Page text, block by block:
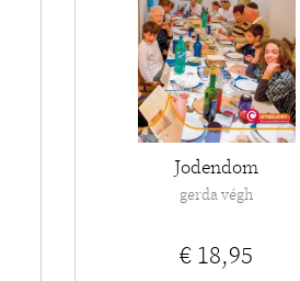
Jodendom
gerda végh
€ 18,95